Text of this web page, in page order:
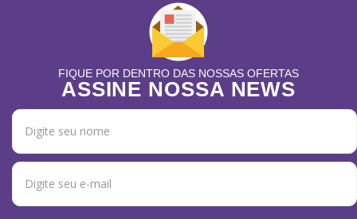
FIQUE POR DENTRO DAS NOSSAS OFERTAS
ASSINE NOSSA NEWS